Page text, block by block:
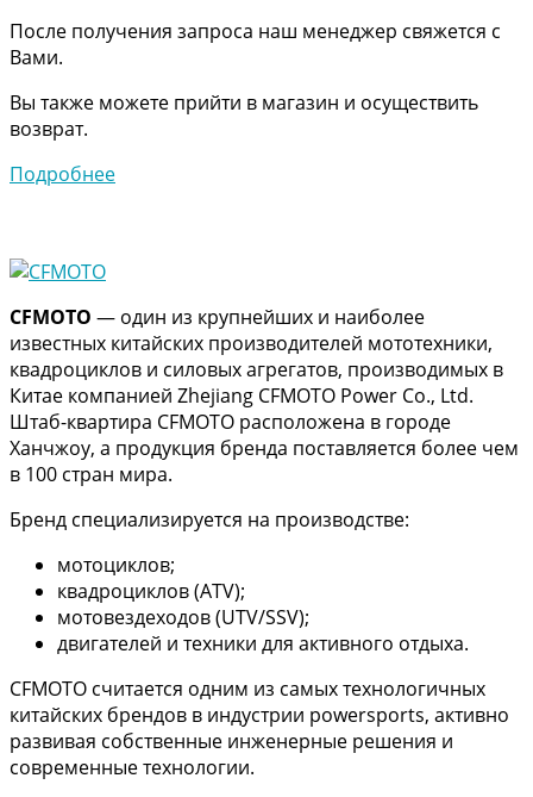
После получения запроса наш менеджер свяжется с
Вами.
Вы также можете прийти в магазин и осуществить
возврат.
Подробнее
CFMOTO — один из крупнейших и наиболее
известных китайских производителей мототехники,
квадроциклов и силовых агрегатов, производимых в
Китае компанией Zhejiang CFMOTO Power Co., Ltd.
Штаб-квартира CFMOTO расположена в городе
Ханчжоу, а продукция бренда поставляется более чем
в 100 стран мира.
Бренд специализируется на производстве:
мотоциклов;
квадроциклов (ATV);
мотовездеходов (UTV/SSV);
двигателей и техники для активного отдыха.
CFMOTO считается одним из самых технологичных
китайских брендов в индустрии powersports, активно
развивая собственные инженерные решения и
современные технологии.